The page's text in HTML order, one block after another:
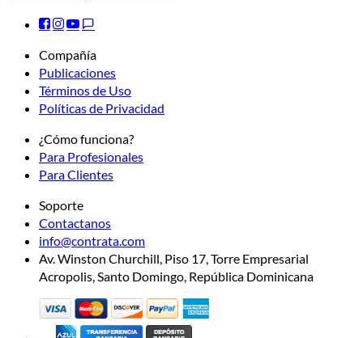
Compañía
Publicaciones
Términos de Uso
Políticas de Privacidad
¿Cómo funciona?
Para Profesionales
Para Clientes
Soporte
Contactanos
info@contrata.com
Av. Winston Churchill, Piso 17, Torre Empresarial
Acropolis, Santo Domingo, República Dominicana